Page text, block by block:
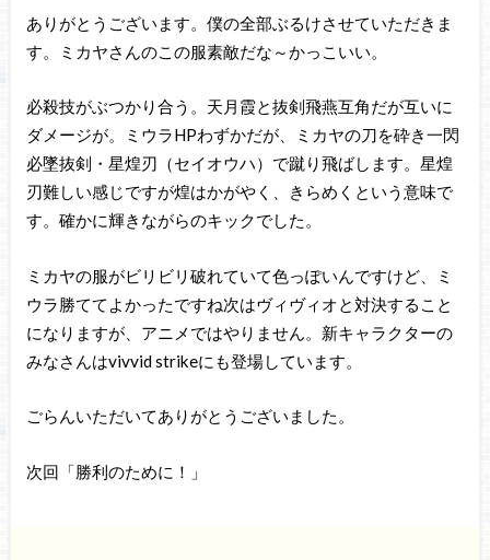
ありがとうございます。僕の全部ぶるけさせていただきま
す。ミカヤさんのこの服素敵だな～かっこいい。
必殺技がぶつかり合う。天月霞と抜剣飛燕互角だが互いに
ダメージが。ミウラHPわずかだが、ミカヤの刀を砕き一閃
必墜抜剣・星煌刃（セイオウハ）で蹴り飛ばします。星煌
刃難しい感じですが煌はかがやく、きらめくという意味で
す。確かに輝きながらのキックでした。
ミカヤの服がビリビリ破れていて色っぽいんですけど、ミ
ウラ勝ててよかったですね次はヴィヴィオと対決すること
になりますが、アニメではやりません。新キャラクターの
みなさんはvivvid strikeにも登場しています。
ごらんいただいてありがとうございました。
次回「勝利のために！」